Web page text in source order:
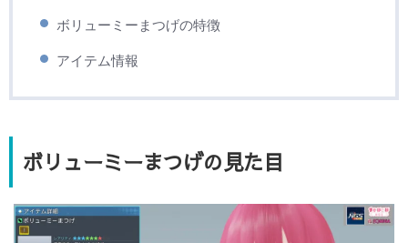
ボリューミーまつげの特徴
アイテム情報
ボリューミーまつげの見た目